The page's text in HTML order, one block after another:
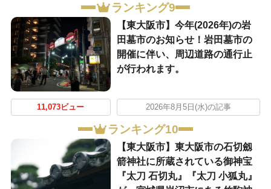
ランキング9
【東大阪市】今年(2026年)の岩
田墓市のお知らせ！岩田墓市の
開催に伴い、周辺道路の通行止
が行われます。
11,073ビュー 2026年8月5日(水)の記事
ランキング10
【東大阪市】東大阪市の石切劔
箭神社に所蔵されている御神宝
『太刀 石切丸』『太刀 小狐丸』